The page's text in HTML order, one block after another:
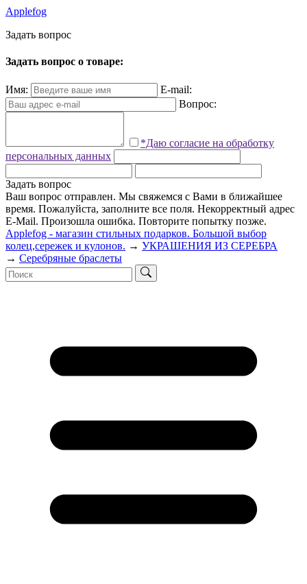
Applefog
Задать вопрос
Задать вопрос о товаре:
Имя:
E-mail:
Вопрос:
*Даю согласие на обработку
персональных данных
Задать вопрос
Ваш вопрос отправлен. Мы свяжемся с Вами в ближайшее
время. Пожалуйста, заполните все поля. Некорректный адрес
E-Mail. Произошла ошибка. Повторите попытку позже.
Applefog - магазин стильных подарков. Большой выбор
колец,сережек и кулонов. → УКРАШЕНИЯ ИЗ СЕРЕБРА
→ Серебряные браслеты